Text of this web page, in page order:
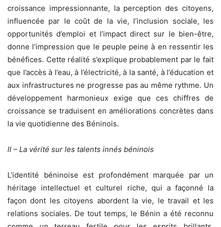
croissance impressionnante, la perception des citoyens,
influencée par le coût de la vie, l’inclusion sociale, les
opportunités d’emploi et l’impact direct sur le bien-être,
donne l’impression que le peuple peine à en ressentir les
bénéfices. Cette réalité s’explique probablement par le fait
que l’accès à l’eau, à l’électricité, à la santé, à l’éducation et
aux infrastructures ne progresse pas au même rythme. Un
développement harmonieux exige que ces chiffres de
croissance se traduisent en améliorations concrètes dans
la vie quotidienne des Béninois.
II – La vérité sur les talents innés béninois
L’identité béninoise est profondément marquée par un
héritage intellectuel et culturel riche, qui a façonné la
façon dont les citoyens abordent la vie, le travail et les
relations sociales. De tout temps, le Bénin a été reconnu